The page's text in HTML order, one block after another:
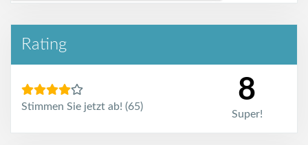
Rating
Stimmen Sie jetzt ab! (65)
8
Super!